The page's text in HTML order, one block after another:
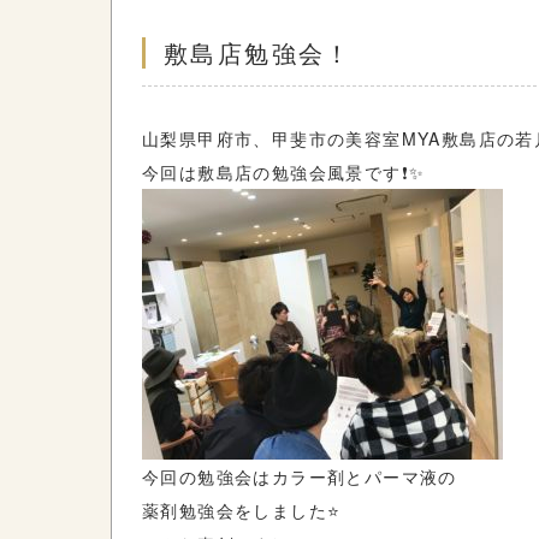
敷島店勉強会！
山梨県甲府市、甲斐市の美容室MYA敷島店の
今回は敷島店の勉強会風景です❗️✨
今回の勉強会はカラー剤とパーマ液の
薬剤勉強会をしました⭐️